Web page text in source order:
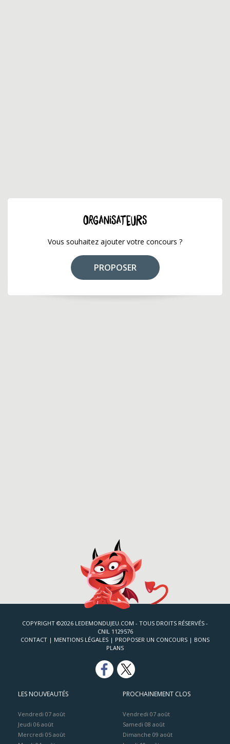
ORGANISATEURS
Vous souhaitez ajouter votre concours ?
PROPOSER
COPYRIGHT ©2026 LEDEMONDUJEU.COM - TOUS DROITS RÉSERVÉS -
CNIL 1129576
CONTACT | MENTIONS LÉGALES | PROPOSER UN CONCOURS | BONS
PLANS
LES NOUVEAUTÉS
Vendredi 07 août
Jeudi 06 août
Mercredi 05 août
PROCHAINEMENT CLOS
Vendredi 07 août
Samedi 08 août
Dimanche 09 août